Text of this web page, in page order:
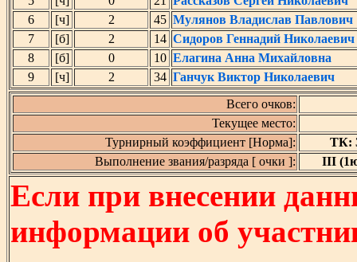
6
[ч] 2 45 Мулянов Владислав Павлович
7
[б] 2 14 Сидоров Геннадий Николаевич
8
[б] 0 10 Елагина Анна Михайловна
9
[ч] 2 34 Ганчук Виктор Николаевич
Всего очков:
Текущее место:
Турнирный коэффициент [Норма]:
ТК:
Выполнение звания/разряда [ очки ]:
III
Если при внесении
информации об